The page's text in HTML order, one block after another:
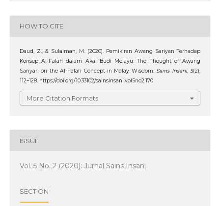
HOW TO CITE
Daud, Z., & Sulaiman, M. (2020). Pemikiran Awang Sariyan Terhadap
Konsep Al-Falah dalam Akal Budi Melayu: The Thought of Awang
Sariyan on the Al-Falah Concept in Malay Wisdom. Sains Insani,5(2),
112–128. https://doi.org/10.33102/sainsinsani.vol5no2.170
More Citation Formats
ISSUE
Vol. 5 No. 2 (2020): Jurnal Sains Insani
SECTION